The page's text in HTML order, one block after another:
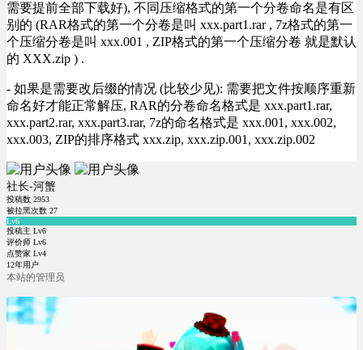
需要提前全部下载好), 不同压缩格式的第一个分卷命名是有区
别的 (RAR格式的第一个分卷是叫 xxx.part1.rar , 7z格式的第一
个压缩分卷是叫 xxx.001 , ZIP格式的第一个压缩分卷 就是默认
的 XXX.zip ) .
- 如果是需要改后缀的情况 (比较少见): 需要把文件按顺序重新
命名好才能正常解压, RAR的分卷命名格式是 xxx.part1.rar,
xxx.part2.rar, xxx.part3.rar, 7z的命名格式是 xxx.001, xxx.002,
xxx.003, ZIP的排序格式 xxx.zip, xxx.zip.001, xxx.zip.002
社长-河蟹
投稿数 2953
被拉黑次数 27
Lv6
投稿主 Lv6
评价师 Lv6
点赞家 Lv4
12年用户
本站的管理员